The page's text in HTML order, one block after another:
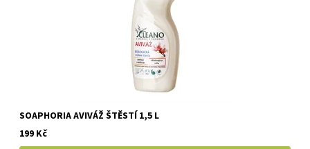
SOAPHORIA AVIVÁŽ ŠTĚSTÍ 1,5 L
199 Kč